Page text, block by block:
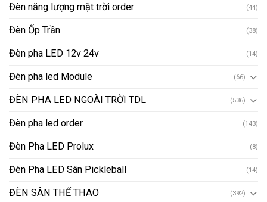
Đèn năng lượng mặt trời order (44)
Đèn Ốp Trần (38)
Đèn pha LED 12v 24v (14)
Đèn pha led Module (66)
ĐÈN PHA LED NGOÀI TRỜI TDL (536)
Đèn pha led order (143)
Đèn Pha LED Prolux (8)
Đèn Pha LED Sân Pickleball (14)
ĐÈN SÂN THỂ THAO (392)